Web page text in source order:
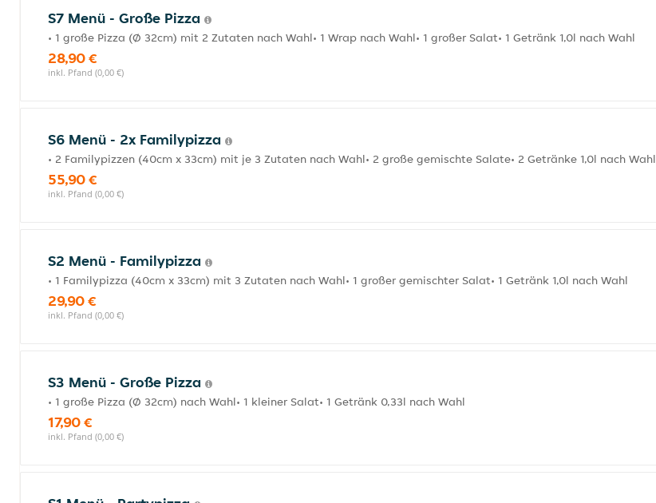
S7 Menü - Große Pizza
• 1 große Pizza (Ø 32cm) mit 2 Zutaten nach Wahl• 1 Wrap nach Wahl• 1 großer Salat• 1 Getränk 1,0l nach Wahl
28,90 €
inkl. Pfand (0,00 €)
S6 Menü - 2x Familypizza
• 2 Familypizzen (40cm x 33cm) mit je 3 Zutaten nach Wahl• 2 große gemischte Salate• 2 Getränke 1,0l nach Wahl
55,90 €
inkl. Pfand (0,00 €)
S2 Menü - Familypizza
• 1 Familypizza (40cm x 33cm) mit 3 Zutaten nach Wahl• 1 großer gemischter Salat• 1 Getränk 1,0l nach Wahl
29,90 €
inkl. Pfand (0,00 €)
S3 Menü - Große Pizza
• 1 große Pizza (Ø 32cm) nach Wahl• 1 kleiner Salat• 1 Getränk 0,33l nach Wahl
17,90 €
inkl. Pfand (0,00 €)